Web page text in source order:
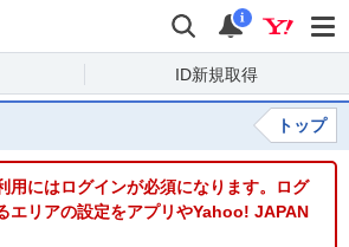
検索 通知
i
ID新規取得
トップ
用にはログインが必須になります。ログ
エリアの設定をアプリやYahoo! JAPAN